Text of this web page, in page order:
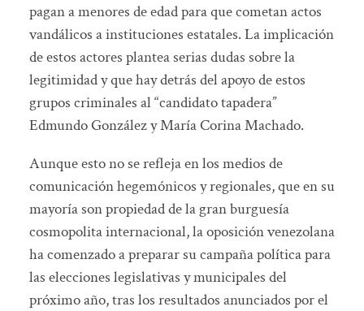
pagan a menores de edad para que cometan actos
vandálicos a instituciones estatales. La implicación
de estos actores plantea serias dudas sobre la
legitimidad y que hay detrás del apoyo de estos
grupos criminales al “candidato tapadera”
Edmundo González y María Corina Machado.
Aunque esto no se refleja en los medios de
comunicación hegemónicos y regionales, que en su
mayoría son propiedad de la gran burguesía
cosmopolita internacional, la oposición venezolana
ha comenzado a preparar su campaña política para
las elecciones legislativas y municipales del
próximo año, tras los resultados anunciados por el